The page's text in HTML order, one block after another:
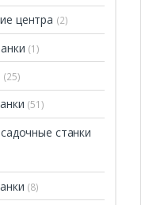
центра (2)
(1)
(25)
(51)
станки
(8)